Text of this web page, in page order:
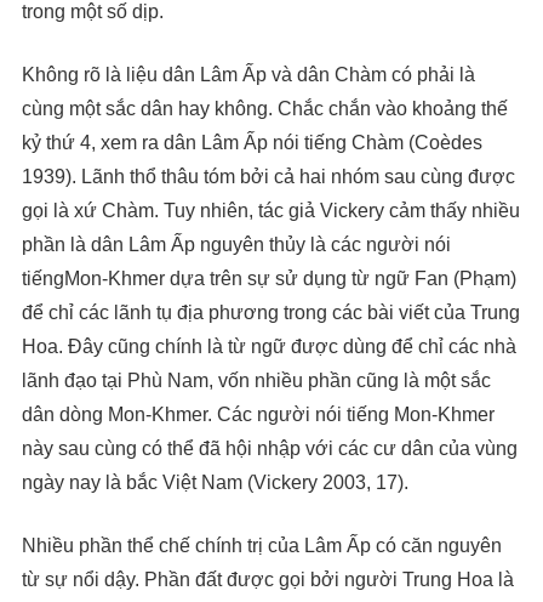
trong một số dịp.
Không rõ là liệu dân Lâm Ấp và dân Chàm có phải là
cùng một sắc dân hay không. Chắc chắn vào khoảng thế
kỷ thứ 4, xem ra dân Lâm Ấp nói tiếng Chàm (Coèdes
1939). Lãnh thổ thâu tóm bởi cả hai nhóm sau cùng được
gọi là xứ Chàm. Tuy nhiên, tác giả Vickery cảm thấy nhiều
phần là dân Lâm Ấp nguyên thủy là các người nói
tiếngMon-Khmer dựa trên sự sử dụng từ ngữ Fan (Phạm)
để chỉ các lãnh tụ địa phương trong các bài viết của Trung
Hoa. Đây cũng chính là từ ngữ được dùng để chỉ các nhà
lãnh đạo tại Phù Nam, vốn nhiều phần cũng là một sắc
dân dòng Mon-Khmer. Các người nói tiếng Mon-Khmer
này sau cùng có thể đã hội nhập với các cư dân của vùng
ngày nay là bắc Việt Nam (Vickery 2003, 17).
Nhiều phần thể chế chính trị của Lâm Ấp có căn nguyên
từ sự nổi dậy. Phần đất được gọi bởi người Trung Hoa là